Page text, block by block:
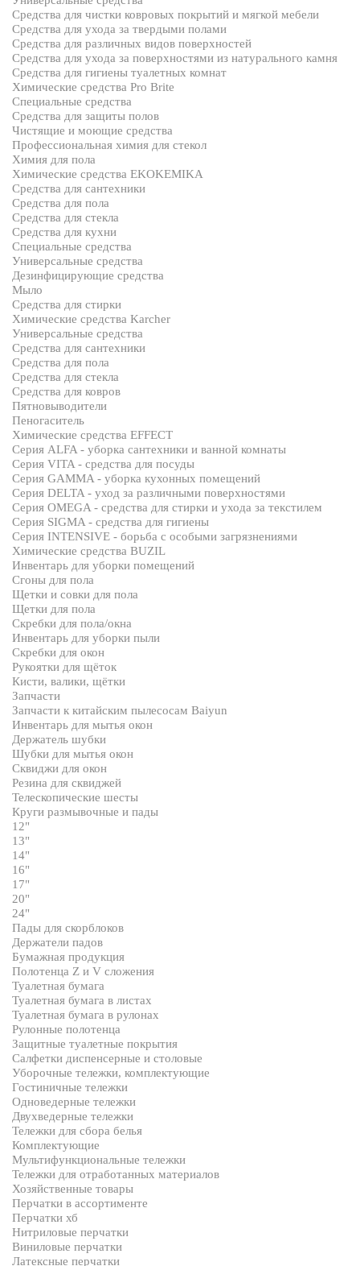
Средства для чистки ковровых покрытий и мягкой мебели
Средства для ухода за твердыми полами
Средства для различных видов поверхностей
Средства для ухода за поверхностями из натурального камня
Средства для гигиены туалетных комнат
Химические средства Pro Brite
Специальные средства
Средства для защиты полов
Чистящие и моющие средства
Профессиональная химия для стекол
Химия для пола
Химические средства EKOKEMIKA
Средства для сантехники
Средства для пола
Средства для стекла
Средства для кухни
Специальные средства
Универсальные средства
Дезинфицирующие средства
Мыло
Средства для стирки
Химические средства Karcher
Универсальные средства
Средства для сантехники
Средства для пола
Средства для стекла
Средства для ковров
Пятновыводители
Пеногаситель
Химические средства EFFECT
Серия ALFA - уборка сантехники и ванной комнаты
Серия VITA - средства для посуды
Серия GAMMA - уборка кухонных помещений
Серия DELTA - уход за различными поверхностями
Серия OMEGA - средства для стирки и ухода за текстилем
Серия SIGMA - средства для гигиены
Серия INTENSIVE - борьба с особыми загрязнениями
Химические средства BUZIL
Инвентарь для уборки помещений
Сгоны для пола
Щетки и совки для пола
Щетки для пола
Скребки для пола/окна
Инвентарь для уборки пыли
Скребки для окон
Рукоятки для щёток
Кисти, валики, щётки
Запчасти
Запчасти к китайским пылесосам Baiyun
Инвентарь для мытья окон
Держатель шубки
Шубки для мытья окон
Сквиджи для окон
Резина для сквиджей
Телескопические шесты
Круги размывочные и пады
12"
13"
14"
16"
17"
20"
24"
Пады для скорблоков
Держатели падов
Бумажная продукция
Полотенца Z и V сложения
Туалетная бумага
Туалетная бумага в листах
Туалетная бумага в рулонах
Рулонные полотенца
Защитные туалетные покрытия
Салфетки диспенсерные и столовые
Уборочные тележки, комплектующие
Гостиничные тележки
Одноведерные тележки
Двухведерные тележки
Тележки для сбора белья
Комплектующие
Мультифункциональные тележки
Тележки для отработанных материалов
Хозяйственные товары
Перчатки в ассортименте
Перчатки хб
Нитриловые перчатки
Виниловые перчатки
Латексные перчатки